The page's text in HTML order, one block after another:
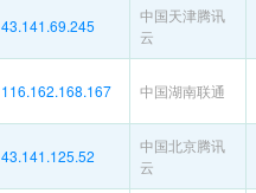
43.141.69.245
中国天津腾讯
云
116.162.168.167 中国湖南联通
43.141.125.52
中国北京腾讯
云